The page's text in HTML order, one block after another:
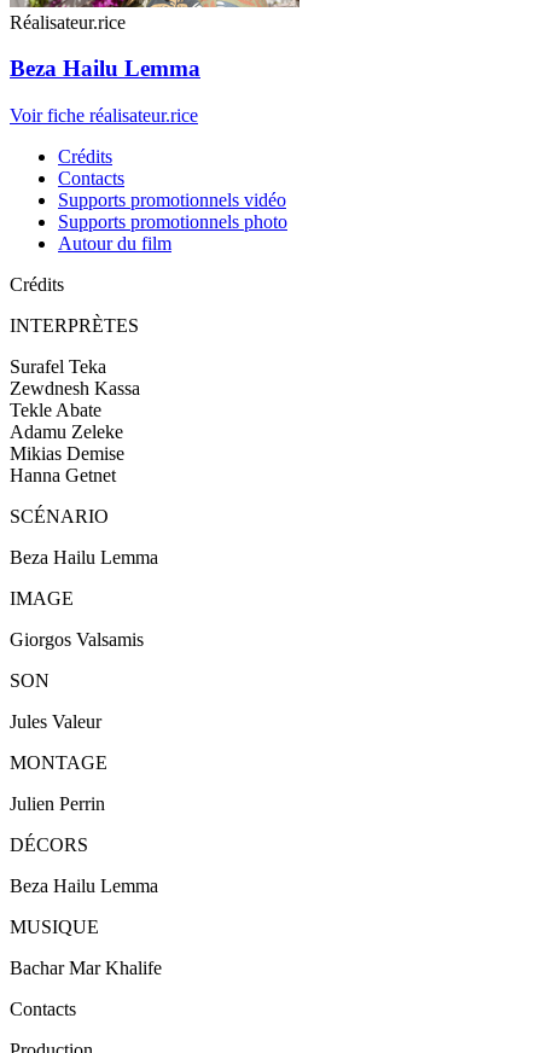
Réalisateur.rice
Beza Hailu Lemma
Voir fiche réalisateur.rice
Crédits
Contacts
Supports promotionnels vidéo
Supports promotionnels photo
Autour du film
Crédits
INTERPRÈTES
Surafel Teka
Zewdnesh Kassa
Tekle Abate
Adamu Zeleke
Mikias Demise
Hanna Getnet
SCÉNARIO
Beza Hailu Lemma
IMAGE
Giorgos Valsamis
SON
Jules Valeur
MONTAGE
Julien Perrin
DÉCORS
Beza Hailu Lemma
MUSIQUE
Bachar Mar Khalife
Contacts